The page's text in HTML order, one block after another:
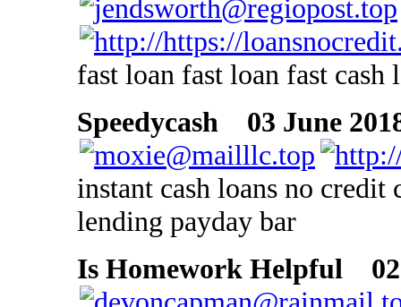
fast loan fast loan fast cash
Speedycash
03 June
instant cash loans no
lending payday bar
Is Homework Helpful